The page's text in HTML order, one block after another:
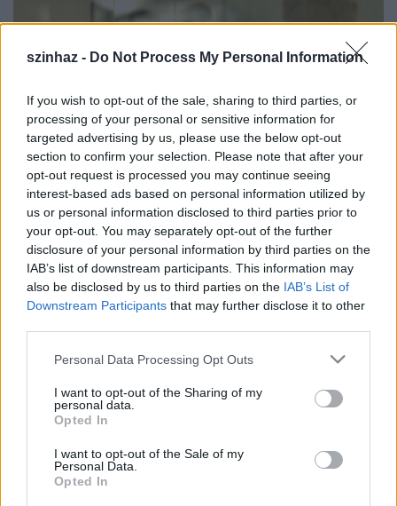
szinhaz - Do Not Process My Personal Information
If you wish to opt-out of the sale, sharing to third parties, or
processing of your personal or sensitive information for
targeted advertising by us, please use the below opt-out
section to confirm your selection. Please note that after your
opt-out request is processed you may continue seeing
interest-based ads based on personal information utilized by
us or personal information disclosed to third parties prior to
your opt-out. You may separately opt-out of the further
disclosure of your personal information by third parties on the
IAB’s list of downstream participants. This information may
also be disclosed by us to third parties on the IAB’s List of
Downstream Participants that may further disclose it to other
Please note that this website/app uses one or more Google
not limited to your visit or usage behaviour. You may click to
grant or deny consent to Google and its third-party tags to
use your data for below specified purposes in below Google
consent section.
Personal Data Processing Opt Outs
I want to opt-out of the Sharing of my
personal data.
Opted In
I want to opt-out of the Sale of my
Personal Data.
Opted In
A legrégebbi medve az 1953-as Hófehérke és a hét
törpe epizódszereplője volt, a legfiatalabb macik
pedig a jelenleg is műsoron levő Hajnali csillag
peremén című előadásban "lépnek fel". A bábok
legtöbbjétGábor Évajegyzi, de a tervezők között
megtalálhatóAmbrus Imre, Bródy Vera, Dánielffy
Tibor, Koós Iván, Vlagyimir Korgogyinov, Lévai
Sándor, Mátravölgyi Ákos, Ősz-Szabó Antónia,
Sipos Katalin, Sisak Péter
is.